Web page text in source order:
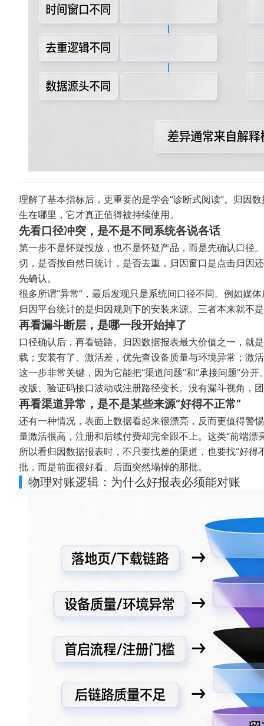
理解了基本指标后，更重要的是学会“诊断式阅读”。归因
生在哪里，它才真正值得被持续使用。
先看口径冲突，是不是不同系统各说各话
第一步不是怀疑投放，也不是怀疑产品，而是先确认口径
切，是否按自然日统计，是否去重，归因窗口是点击归因
先确认。
很多所谓“异常”，最后发现只是系统间口径不同。例如媒
归因平台统计的是归因规则下的安装来源。三者本来就不
再看漏斗断层，是哪一段开始掉了
口径确认后，再看链路。归因数据报表最大价值之一，就
载；安装有了、激活差，优先查设备质量与环境异常；激
这一步非常关键，因为它能把“渠道问题”和“承接问题”分
改版、验证码接口波动或注册路径变长。没有漏斗视角，
再看渠道异常，是不是某些来源“好得不正常”
还有一种情况，表面上数据看起来很漂亮，反而更值得警
量激活很高，注册和后续付费却完全跟不上。这类“前端
所以看归因数据报表时，不只要找差的渠道，也要找“好
批，而是前面很好看、后面突然塌掉的那批。
物理对账逻辑：为什么好报表必须能对账